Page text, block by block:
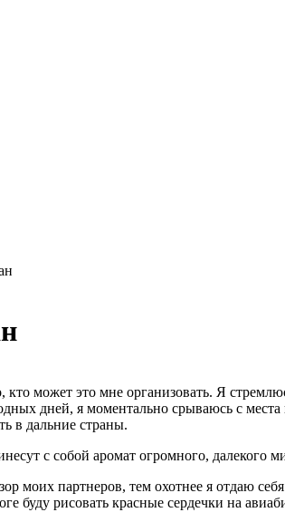
может это мне организовать. Я
дней, я моментально срываюсь с
в дальние страны.
с собой аромат огромного, далекого
партнеров, тем охотнее я отдаю себя
буду рисовать красные сердечки на